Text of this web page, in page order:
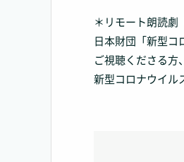
＊リモート朗読劇
日本財団「新型コ
ご視聴くださる方
新型コロナウイル